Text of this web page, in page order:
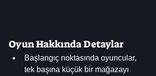
Oyun Hakkında Detaylar
Başlangıç noktasında oyuncular,
tek başına küçük bir mağazayı